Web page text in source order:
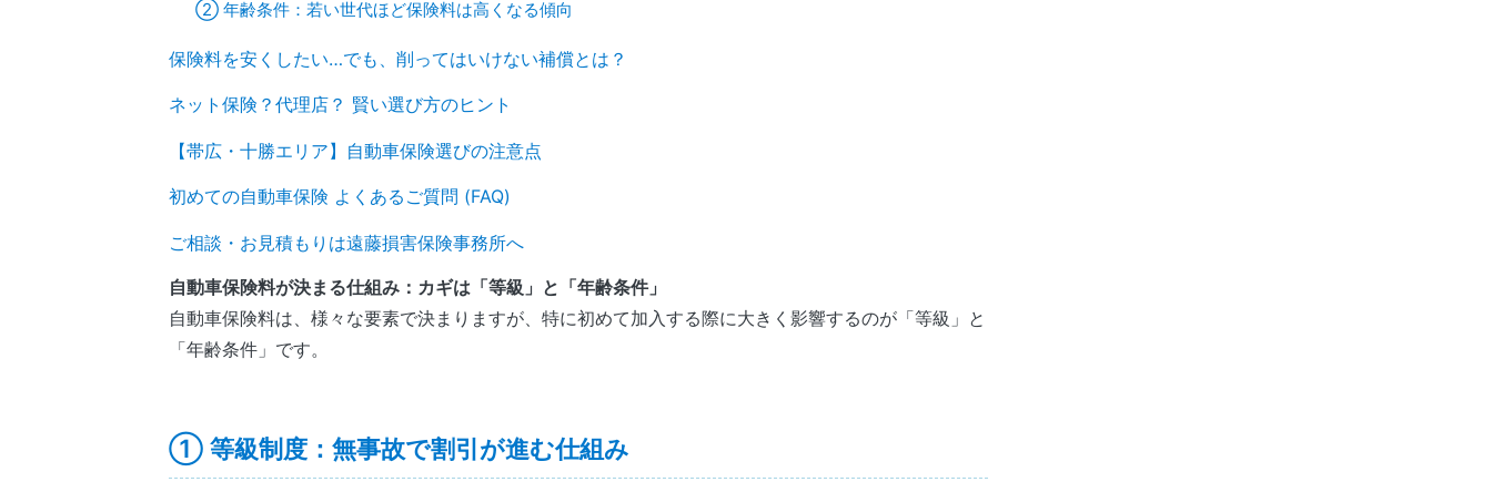
② 年齢条件：若い世代ほど保険料は高くなる傾向
保険料を安くしたい…でも、削ってはいけない補償とは？
ネット保険？代理店？ 賢い選び方のヒント
【帯広・十勝エリア】自動車保険選びの注意点
初めての自動車保険 よくあるご質問 (FAQ)
ご相談・お見積もりは遠藤損害保険事務所へ
自動車保険料が決まる仕組み：カギは「等級」と「年齢条件」
自動車保険料は、様々な要素で決まりますが、特に初めて加入する際に大きく影響するのが「等級」と
「年齢条件」です。
① 等級制度：無事故で割引が進む仕組み